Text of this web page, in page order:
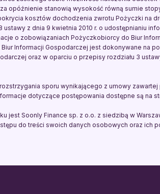
opóźnienie stanowią wysokość równą sumie
kosztów dochodzenia zwrotu Pożyczki na
ustawy z dnia 9 kwietnia 2010 r. o udostępnianiu
o zobowiązaniach Pożyczkobiorcy do Biur
Informacji Gospodarczej jest dokonywane na
oraz w oparciu o przepisy rozdziału 3
sporu wynikającego z umowy
dotyczące postępowania dostępne są na
jest Soonly Finance sp. z o.o. z siedzibą w
do treści swoich danych osobowych oraz ich